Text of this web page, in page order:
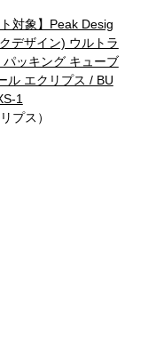
ト対象】Peak Desig
デザイン) ウルトラ
パッキング キューブ
ル エクリプス / BU
1
プス）